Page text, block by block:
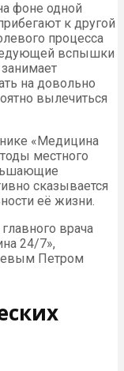
фоне одной
к другой
процесса
вспышки
на довольно
вылечиться
«Медицина
местного
сказывается
её жизни.
врача
24/7»,
Петром